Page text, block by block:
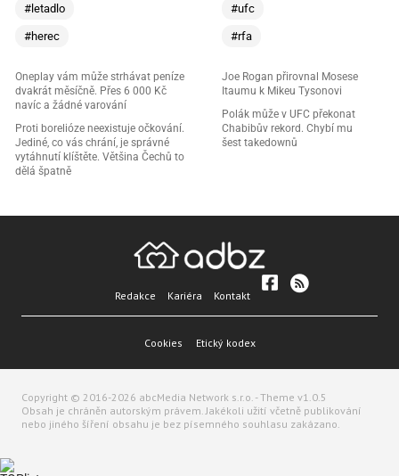
#letadlo
#herec
Oneplay vám může strhávat peníze
dvakrát měsíčně. Přes 6 000 Kč
navíc a žádné varování
Proti borelióze neexistuje očkování.
Jediné, co vás chrání, je správné
vytáhnutí klíštěte. Většina Čechů to
dělá špatně
#ufc
#rfa
Joe Rogan přirovnal Mosese
Itaumu k Mikeu Tysonovi
Polák může v UFC překonat
Chabibův rekord. Chybí mu
šest takedownů
Redakce Kariéra Kontakt
Cookies Etický kodex
Copyright © 2016-2026 abcMedia Network s.r.o. - Theme v1.0.5
Obsah je chráněn autorským právem. Jakékoli užití včetně publikování
nebo jiného šíření obsahu je bez písemného souhlasu zakázano.